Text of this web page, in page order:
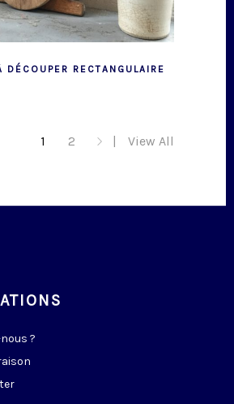
DÉCOUPER RECTANGULAIRE
1 2 View All
?